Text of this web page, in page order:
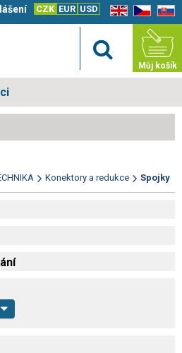
EN CZ SK
CZK EUR USD
Můj košík
Konektory a redukce Spojky